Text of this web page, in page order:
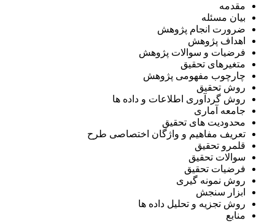
مقدمه
بیان مسئله
ضرورت انجام پژوهش
اهداف پژوهش
فرضیات و سوالات پژوهش
متغیرهای تحقیق
چارچوب مفهومی پژوهش
روش تحقیق
روش گردآوری اطلاعات و داده ها
جامعه آماری
محدودیت های تحقیق
تعریف مفاهیم و واژگان اختصاصی طرح
قلمرو تحقیق
سوالات تحقیق
فرضیات تحقیق
روش نمونه گیری
ابزار سنجش
روش تجزیه و تحلیل داده‌ ها
منابع